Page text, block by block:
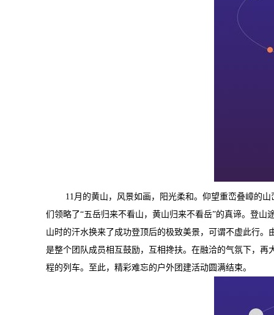
11月的黄山，风景如画，阳光柔和。仰望重峦叠嶂的
们领略了“五岳归来不看山，黄山归来不看岳”的真谛。登山
山时的汗水换来了成功登顶后的极致美景，可谓不虚此行
是整个团队成员相互鼓励，互相搀扶。在融洽的气氛下，
程的列车。至此，精彩难忘的户外团建活动圆满结束。